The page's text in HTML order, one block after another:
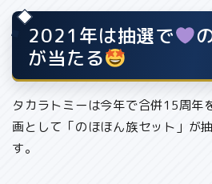
2021年は抽選で
が当たる
タカラトミーは今年で合併15周年
画として 「のほほん族セット」が
す。